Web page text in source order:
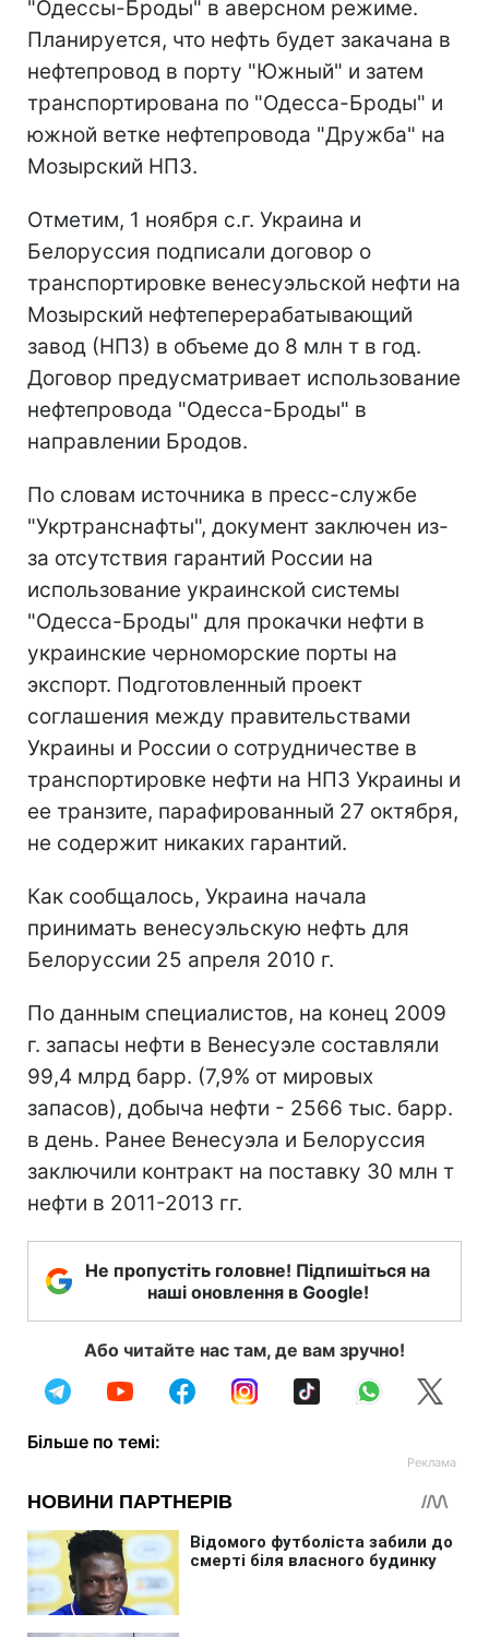
"Одессы-Броды" в аверсном режиме.
Планируется, что нефть будет закачана в
нефтепровод в порту "Южный" и затем
транспортирована по "Одесса-Броды" и
южной ветке нефтепровода "Дружба" на
Мозырский НПЗ.
Отметим, 1 ноября с.г. Украина и
Белоруссия подписали договор о
транспортировке венесуэльской нефти на
Мозырский нефтеперерабатывающий
завод (НПЗ) в объеме до 8 млн т в год.
Договор предусматривает использование
нефтепровода "Одесса-Броды" в
направлении Бродов.
По словам источника в пресс-службе
"Укртранснафты", документ заключен из-
за отсутствия гарантий России на
использование украинской системы
"Одесса-Броды" для прокачки нефти в
украинские черноморские порты на
экспорт. Подготовленный проект
соглашения между правительствами
Украины и России о сотрудничестве в
транспортировке нефти на НПЗ Украины и
ее транзите, парафированный 27 октября,
не содержит никаких гарантий.
Как сообщалось, Украина начала
принимать венесуэльскую нефть для
Белоруссии 25 апреля 2010 г.
По данным специалистов, на конец 2009
г. запасы нефти в Венесуэле составляли
99,4 млрд барр. (7,9% от мировых
запасов), добыча нефти - 2566 тыс. барр.
в день. Ранее Венесуэла и Белоруссия
заключили контракт на поставку 30 млн т
нефти в 2011-2013 гг.
Не пропустіть головне! Підпишіться на
наші оновлення в Google!
Або читайте нас там, де вам зручно!
Більше по темі: